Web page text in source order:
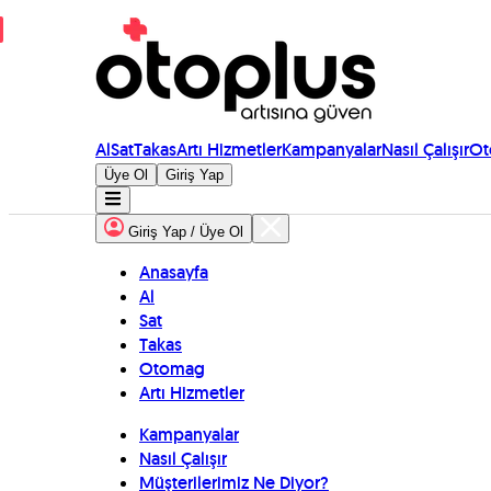
AlSatTakasArtı HizmetlerKampanyalarNasıl Çalışır
Üye Ol Giriş Yap
Giriş Yap / Üye Ol
Anasayfa
Al
Sat
Takas
Otomag
Artı Hizmetler
Kampanyalar
Nasıl Çalışır
Müşterilerimiz Ne Diyor?